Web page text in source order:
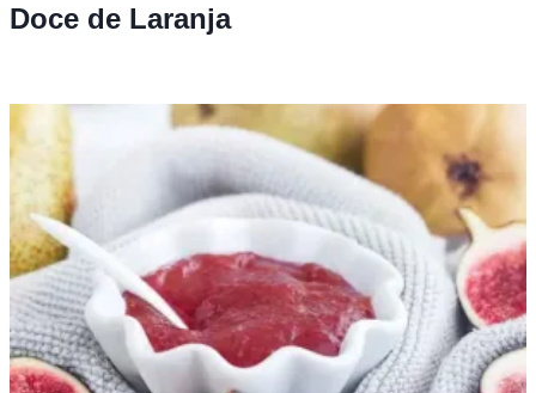
Doce de Laranja